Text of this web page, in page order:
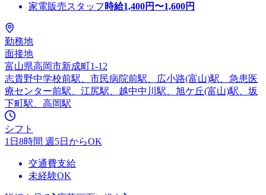
家電販売スタッフ 時給1,400円〜1,600円
勤務地
面接地
富山県高岡市新成町1-12
志貴野中学校前駅、市民病院前駅、広小路(富山)駅、急患医
療センター前駅、江尻駅、越中中川駅、旭ケ丘(富山)駅、坂
下町駅、高岡駅
シフト
1日8時間 週5日からOK
交通費支給
未経験OK